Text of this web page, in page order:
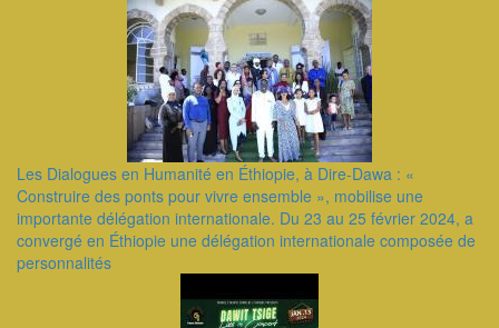
Les Dialogues en Humanité en Éthiopie, à Dire-Dawa : «
Construire des ponts pour vivre ensemble », mobilise une
importante délégation internationale. Du 23 au 25 février 2024, a
convergé en Éthiopie une délégation internationale composée de
personnalités